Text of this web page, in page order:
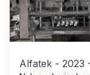
Alfatek - 2023